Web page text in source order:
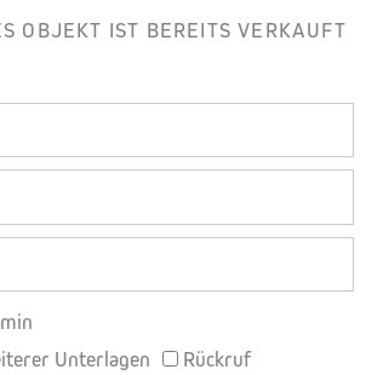
OBJEKT IST BEREITS VERKAUFT
Unterlagen
Rückruf